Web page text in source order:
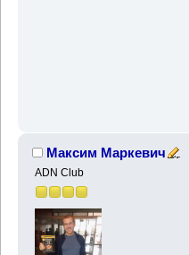
Максим Маркевич
ADN Club